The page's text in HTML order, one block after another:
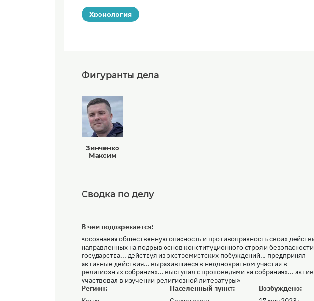
Хронология
Фигуранты дела
Зинченко
Максим
Сводка по делу
Регион:
Населенный пункт:
В чем подозревается:
«осознавая общественную опасность и противоправность своих
направленных на подрыв основ конституционного строя и безопасности
государства... действуя из экстремистских побуждений... предпринял
активные действия... выразившиеся в неоднократном участии в
религиозных собраниях... выступал с проповедями на собраниях...
участвовал в изучении религиозной литературы»
Возбуждено: